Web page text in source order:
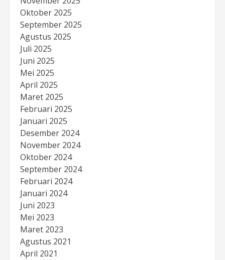
Oktober 2025
September 2025
Agustus 2025
Juli 2025
Juni 2025
Mei 2025
April 2025
Maret 2025
Februari 2025
Januari 2025
Desember 2024
November 2024
Oktober 2024
September 2024
Februari 2024
Januari 2024
Juni 2023
Mei 2023
Maret 2023
Agustus 2021
April 2021